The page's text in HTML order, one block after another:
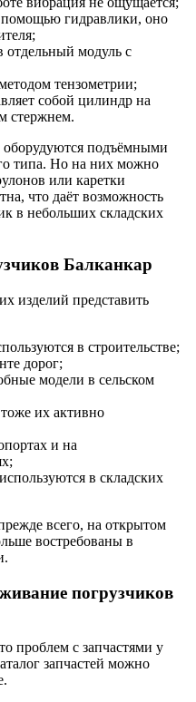
помощью гидравлики, оно
модуль с
тензометрии;
собой цилиндр на
стержнем.
подъёмными
типа. Но на них можно
или каретки
что даёт возможность
в небольших складских
Балканкар
изделий представить
в строительстве;
дорог;
модели в сельском
их активно
и на
в складских
всего, на открытом
востребованы в
погрузчиков
проблем с запчастями у
запчастей можно